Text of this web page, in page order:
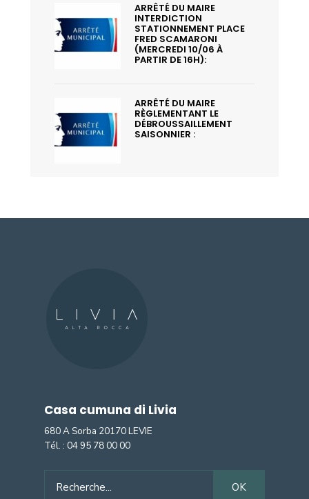
ARRÊTÉ DU MAIRE
INTERDICTION
STATIONNEMENT PLACE
FRED SCAMARONI
(MERCREDI 10/06 À
PARTIR DE 16H):
ARRÊTÉ DU MAIRE
RÈGLEMENTANT LE
DÉBROUSSAILLEMENT
SAISONNIER :
Casa cumuna di Livia
680 A Sorba 20170 LEVIE
Tél. : 04 95 78 00 00
for:
OK